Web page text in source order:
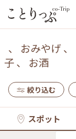
、 おみやげ 、
子、 お酒
絞り込む
スポット